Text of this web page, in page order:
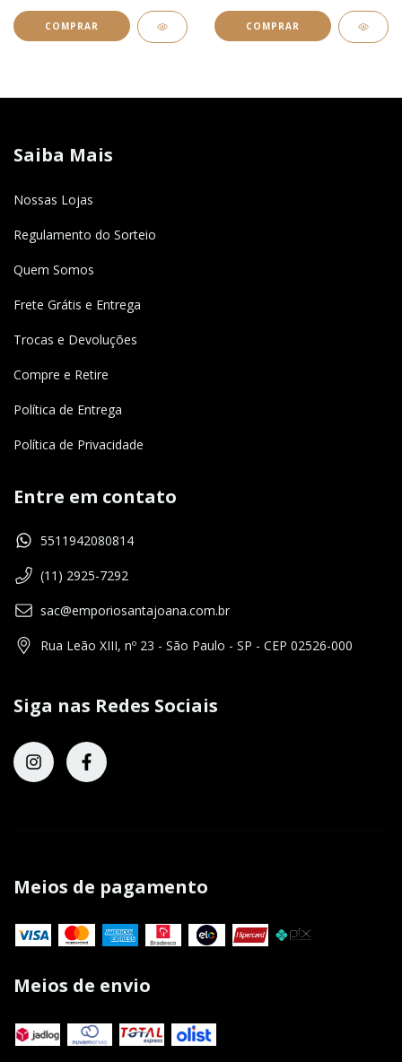
Saiba Mais
Nossas Lojas
Regulamento do Sorteio
Quem Somos
Frete Grátis e Entrega
Trocas e Devoluções
Compre e Retire
Política de Entrega
Política de Privacidade
Entre em contato
5511942080814
(11) 2925-7292
sac@emporiosantajoana.com.br
Rua Leão XIII, nº 23 - São Paulo - SP - CEP 02526-000
Siga nas Redes Sociais
Meios de pagamento
Meios de envio